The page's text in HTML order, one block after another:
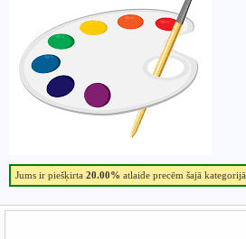
Jums ir piešķirta 20.00% atlaide precēm šajā kategorijā.